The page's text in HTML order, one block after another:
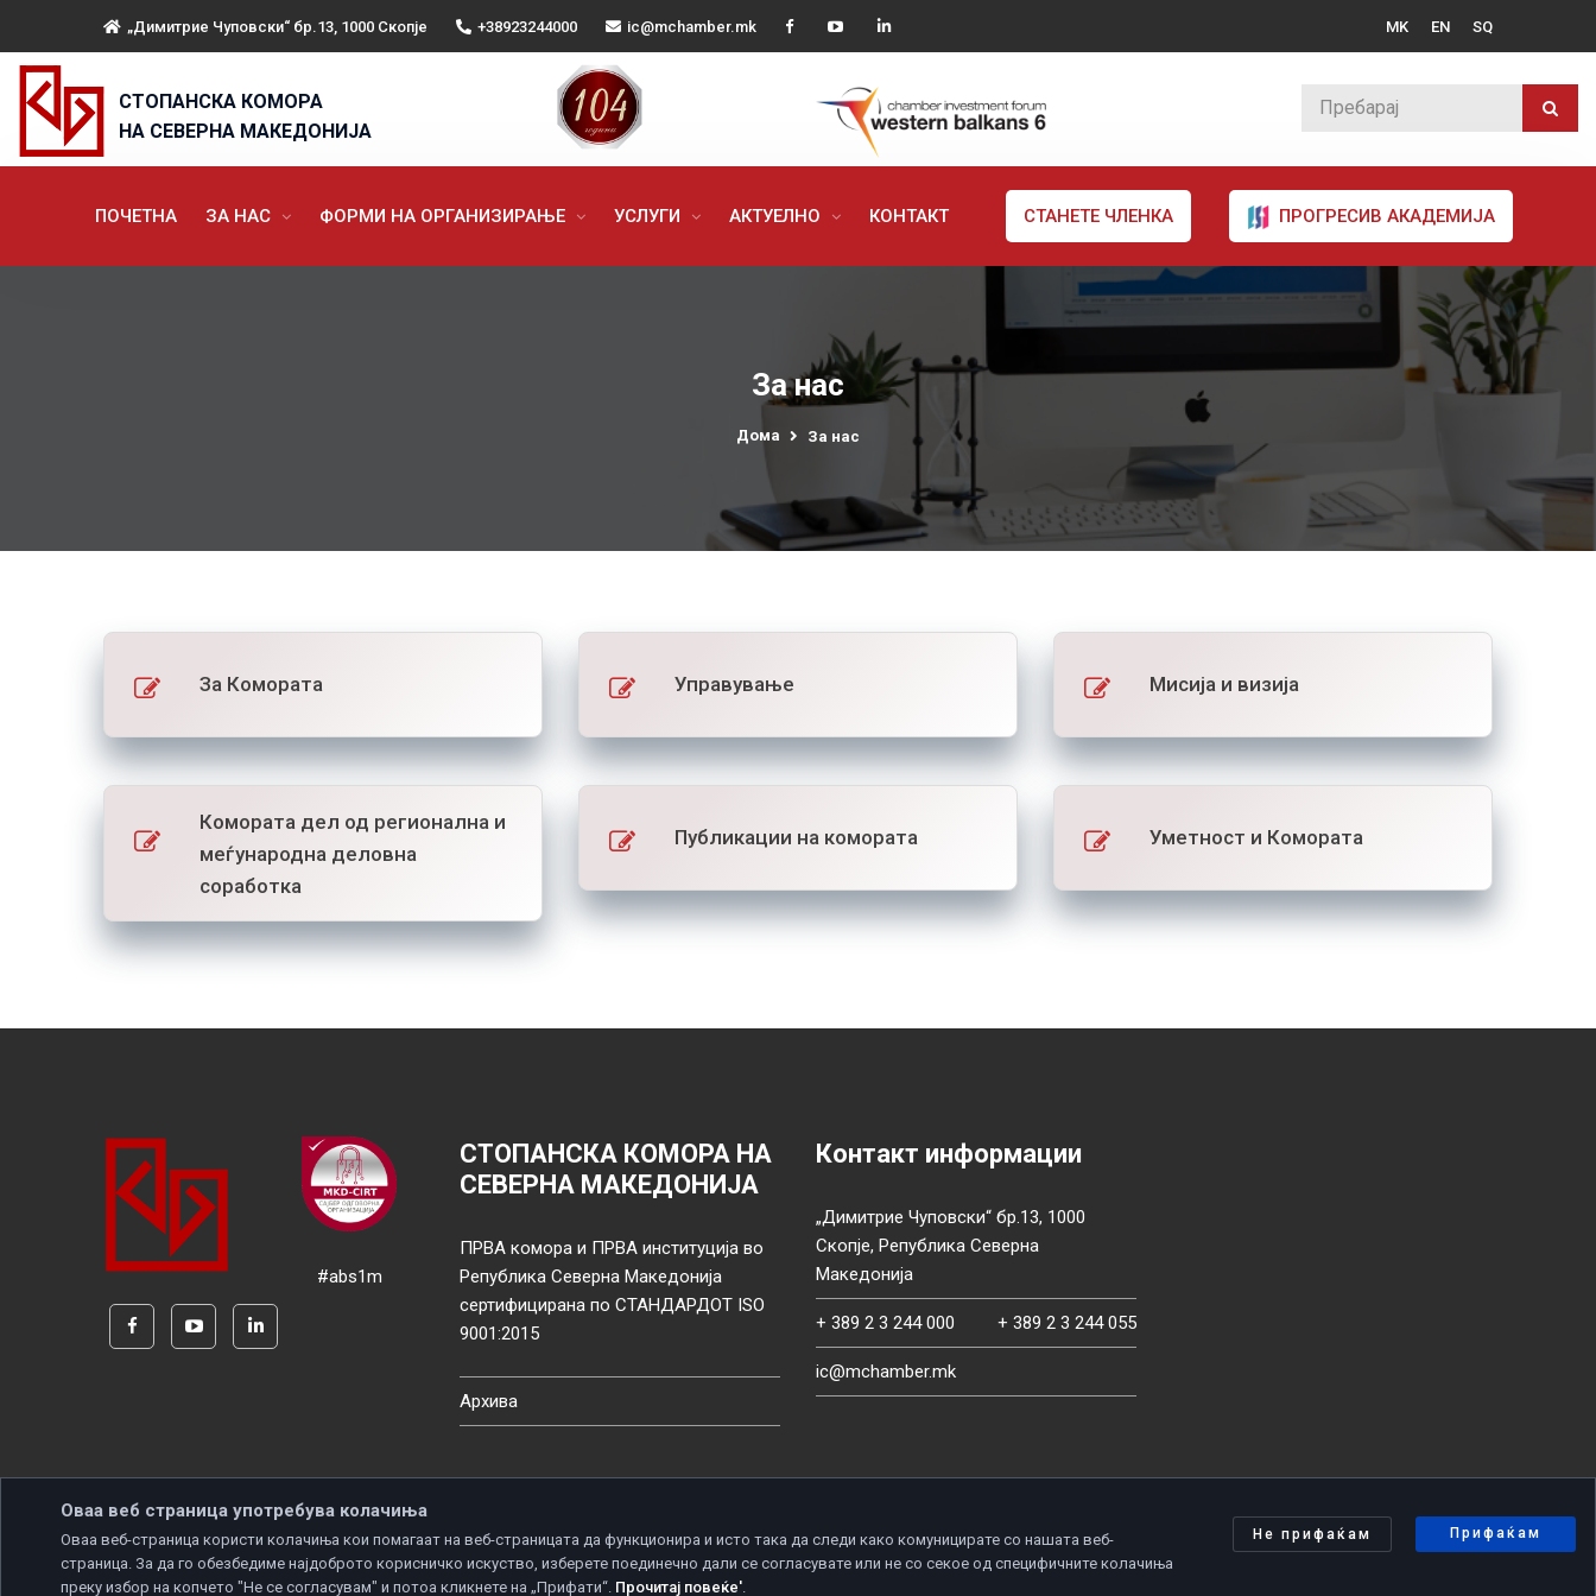
„Димитрие Чуповски“ бр.13, 1000 Скопје +38923244000 ic@mchamber.mk MK EN SQ
СТОПАНСКА КОМОРА
НА СЕВЕРНА МАКЕДОНИЈА
ПОЧЕТНА ЗА НАС ФОРМИ НА ОРГАНИЗИРАЊЕ УСЛУГИ АКТУЕЛНО КОНТАКТ СТАНЕТЕ ЧЛЕНКА ПРОГРЕСИВ АКАДЕМИЈА
За нас
Дома За нас
За Комората Управување Мисија и визија
Комората дел од регионална и
меѓународна деловна
соработка
Публикации на комората Уметност и Комората
#abs1m
СТОПАНСКА КОМОРА НА
СЕВЕРНА МАКЕДОНИЈА
ПРВА комора и ПРВА институција во
Република Северна Македонија
сертифицирана по СТАНДАРДОТ ISO
9001:2015
Архива
Контакт информации
„Димитрие Чуповски“ бр.13, 1000
Скопје, Република Северна
Македонија
+ 389 2 3 244 000 + 389 2 3 244 055
ic@mchamber.mk
Copyright © 2026 Developed by Unet. All rights reserved. Политика за приватност
Оваа веб страница употребува колачиња
Оваа веб-страница користи колачиња кои помагаат на веб-страницата да функционира и исто така да следи како комуницирате со нашата веб-
страница. За да го обезбедиме најдоброто корисничко искуство, изберете поединечно дали се согласувате или не со секое од специфичните колачиња
преку избор на копчето "Не се согласувам" и потоа кликнете на „Прифати“. Прочитај повеќе'.
Не прифаќам Прифаќам